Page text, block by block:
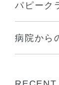
パピーク
病院から